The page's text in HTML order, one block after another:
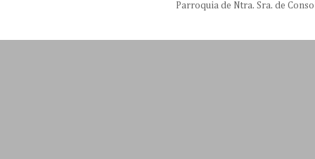
Parroquia de Ntra. Sra. de